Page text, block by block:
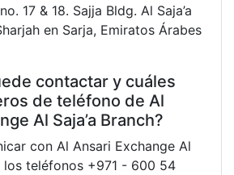
17 & 18. Sajja Bldg. Al Saja’a
en Sarja, Emiratos Árabes
contactar y cuáles
de teléfono de Al
Al Saja’a Branch?
con Al Ansari Exchange Al
los teléfonos +971 - 600 54